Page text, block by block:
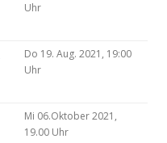
Uhr
Do 19. Aug. 2021, 19:00
Uhr
Mi 06.Oktober 2021,
19.00 Uhr